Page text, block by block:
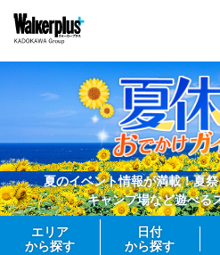
夏のイベント情報が満載！夏
キャンプ場など遊べる
エリア
から探す
日付
から探す